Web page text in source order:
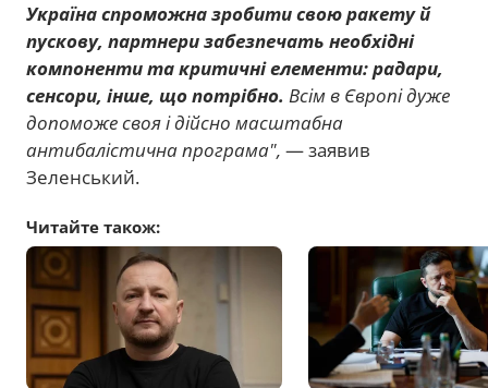
Україна спроможна зробити свою ракету й
пускову, партнери забезпечать необхідні
компоненти та критичні елементи: радари,
сенсори, інше, що потрібно. Всім в Європі дуже
допоможе своя і дійсно масштабна
антибалістична програма", — заявив
Зеленський.
Читайте також: